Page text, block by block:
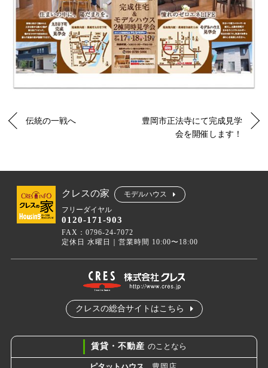
伝統の一戦へ
豊岡市正法寺にて完成見学
会を開催します！
クレスの家
モデルハウス
フリーダイヤル
0120-171-903
FAX：0796-24-7072
定休日 水曜日｜営業時間 10:00〜18:00
クレスの総合サイトはこちら
賃貸・不動産 のことなら